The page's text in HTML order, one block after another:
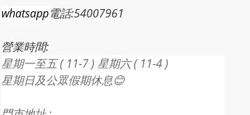
whatsapp電話:54007961
營業時間:
星期一至五 ( 11-7 ) 星期六 ( 11-4 )
星期日及公眾假期休息😊